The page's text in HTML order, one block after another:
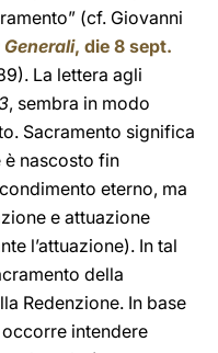
(cf. Giovanni
, die 8 sept.
La lettera agli
, sembra in modo
Sacramento significa
è nascosto fin
eterno, ma
e attuazione
l’attuazione). In tal
della
Redenzione. In base
intendere